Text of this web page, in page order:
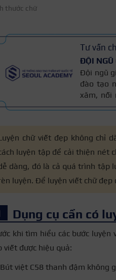
thước chữ
Tư vấn
ĐỘI NGŨ
Đội ngũ
đào tạo
xăm, nối
trên giáo
chữ viết đẹp không chỉ
luyện tập để cải thiện nét
dàng, đó là cả quá trình tập
luyện. Để luyện viết chữ
Dụng cụ cần có
khi tìm hiểu các bước luyện
viết được hiệu quả:
Bút việt C58 thanh đậm không